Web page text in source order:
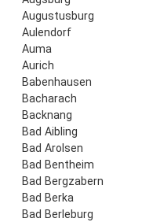
Augustusburg
Aulendorf
Auma
Aurich
Babenhausen
Bacharach
Backnang
Bad Aibling
Bad Arolsen
Bad Bentheim
Bad Bergzabern
Bad Berka
Bad Berleburg